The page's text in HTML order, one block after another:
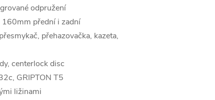
odpružení
přední i zadní
přehazovačka, kazeta,
centerlock disc
GRIPTON T5
ližinami